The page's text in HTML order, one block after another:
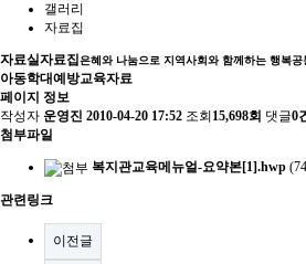
갤러리
자료집
자료실자료집은혜와 나눔으로 지역사회와 함께하는 행복공
아동학대예방교육자료
페이지 정보
작성자 운영진 2010-04-20 17:52 조회 15,698회 댓글0
첨부파일
복지관교육메뉴얼-요약본[1].hwp
관련링크
이전글